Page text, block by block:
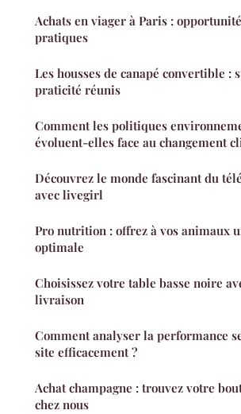
Achats en viager à Paris :
pratiques
Les housses de canapé convertible :
praticité réunis
Comment les politiques
évoluent-elles face au changement
Découvrez le monde fascinant du
avec livegirl
Pro nutrition : offrez à vos animaux
optimale
Choisissez votre table basse noire
livraison
Comment analyser la performance
site efficacement ?
Achat champagne : trouvez votre
chez nous